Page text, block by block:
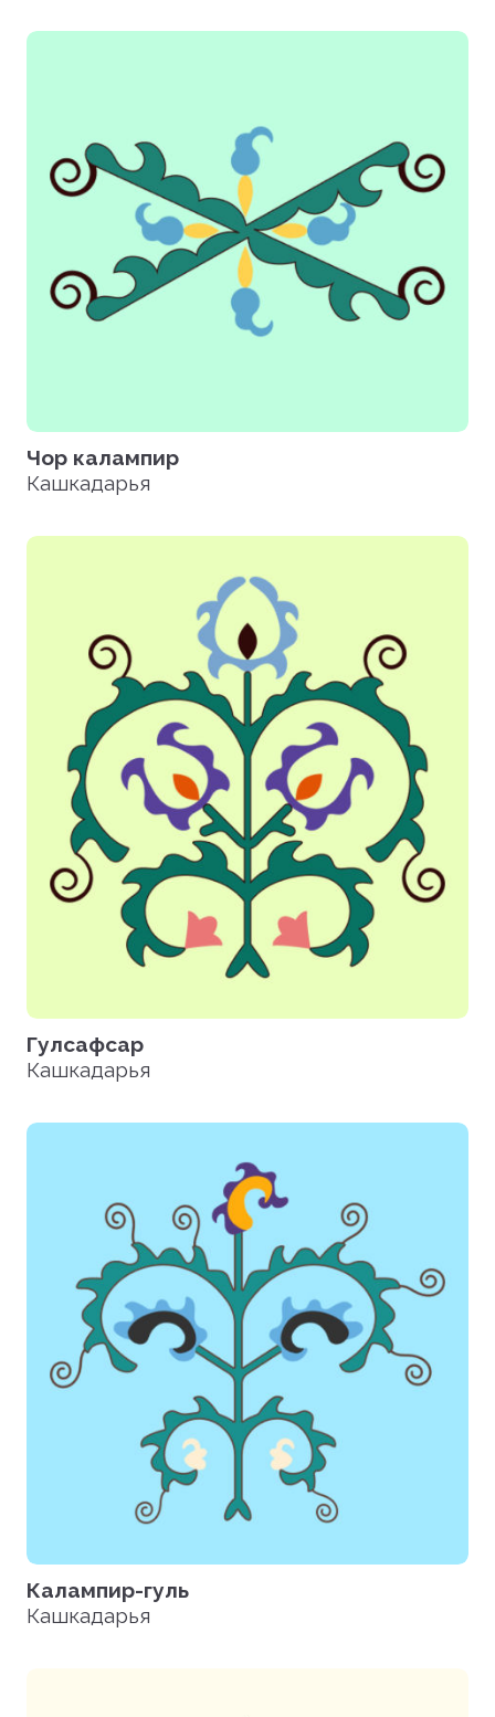
Чор калампир
Кашкадарья
Гулсафсар
Кашкадарья
Калампир-гуль
Кашкадарья